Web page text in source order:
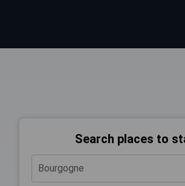
Search places to